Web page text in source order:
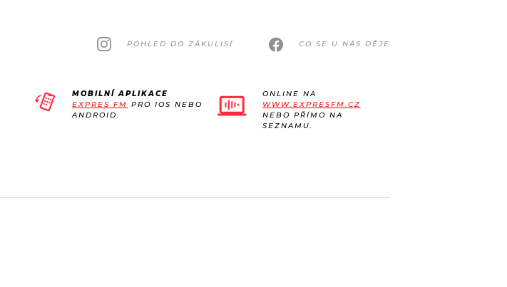
POHLED DO ZÁKULISÍ CO SE U NÁS DĚJE
MOBILNÍ APLIKACE
EXPRES FM PRO IOS NEBO
ANDROID.
ONLINE NA
WWW.EXPRESFM.CZ
NEBO PŘÍMO NA
SEZNAMU.